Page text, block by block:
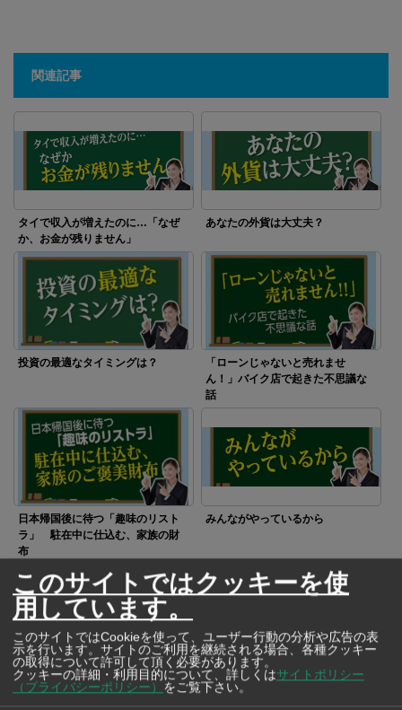
関連記事
タイで収入が増えたのに…「なぜ
か、お金が残りません」
あなたの外貨は大丈夫？
投資の最適なタイミングは？
「ローンじゃないと売れませ
ん！」バイク店で起きた不思議な
話
日本帰国後に待つ「趣味のリスト
ラ」 駐在中に仕込む、家族の財
布
みんながやっているから
〜駐在員家族の財産づくり〜 異
国の地で育む「お金の教育」
安易な利益確定に潜む罠
このサイトではクッキーを使
用しています。
このサイトではCookieを使って、ユーザー行動の分析や広告の表
示を行います。サイトのご利用を継続される場合、各種クッキー
の取得について許可して頂く必要があります。
クッキーの詳細・利用目的について、詳しくはサイトポリシー
（プライバシーポリシー）
をご覧下さい。